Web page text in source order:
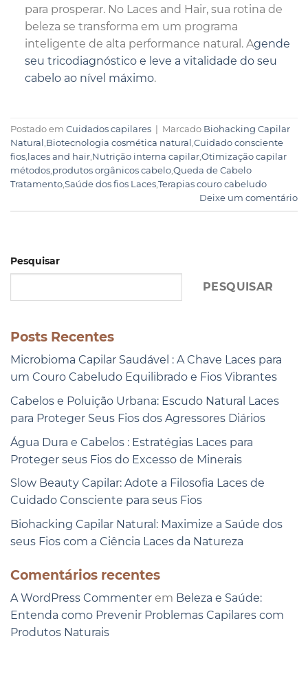
Pesquisar
PESQUISAR
Posts Recentes
Microbioma Capilar Saudável : A Chave Laces para
um Couro Cabeludo Equilibrado e Fios Vibrantes
Cabelos e Poluição Urbana: Escudo Natural Laces
para Proteger Seus Fios dos Agressores Diários
Água Dura e Cabelos : Estratégias Laces para
Proteger seus Fios do Excesso de Minerais
Slow Beauty Capilar: Adote a Filosofia Laces de
Cuidado Consciente para seus Fios
Biohacking Capilar Natural: Maximize a Saúde dos
seus Fios com a Ciência Laces da Natureza
Comentários recentes
A WordPress Commenter em Beleza e Saúde:
Entenda como Prevenir Problemas Capilares com
Produtos Naturais
para prosperar. No Laces and Hair, sua rotina de
beleza se transforma em um programa
inteligente de alta performance natural. Agende
seu tricodiagnóstico e leve a vitalidade do seu
cabelo ao nível máximo.
Postado em Cuidados capilares Marcado Biohacking Capilar
Natural ,Biotecnologia cosmética natural ,Cuidado consciente
fios, laces and hair,Nutrição interna capilar,Otimização capilar
métodos,produtos orgânicos cabelo,Queda de Cabelo
Tratamento,Saúde dos fios Laces,Terapias couro cabeludo
Deixe um comentário